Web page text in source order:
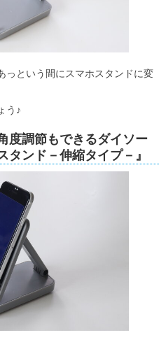
っという間にスマホスタンドに変
う♪
度調節もできるダイソー
タンド－伸縮タイプ－』